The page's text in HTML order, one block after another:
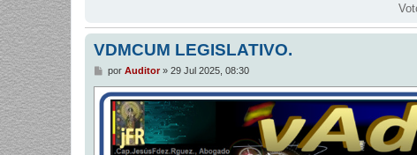
VDMCUM LEGISLATIVO.
M
n
s
por Auditor» 29 Jul 2025, 08:30